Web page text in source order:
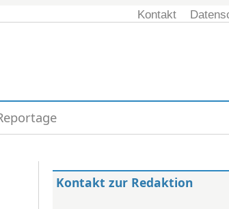
Kontakt
Kontakt zur Redaktion